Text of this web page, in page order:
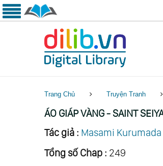
Trang Chủ Truyện Tranh
ÁO GIÁP VÀNG - SAINT
Tác giả : Masami Kurumada
Tổng số Chap : 249